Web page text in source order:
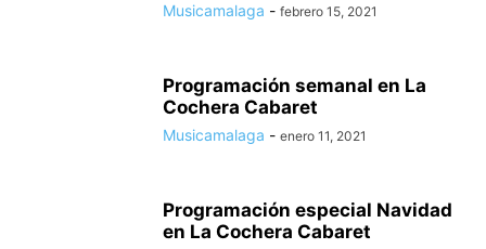
Musicamalaga - febrero 15, 2021
Programación semanal en La
Cochera Cabaret
Musicamalaga - enero 11, 2021
Programación especial Navidad
en La Cochera Cabaret